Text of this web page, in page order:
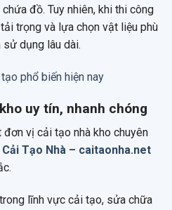
đồ. Tuy nhiên, khi thi công
trọng và lựa chọn vật liệu phù
dụng lâu dài.
phổ biến hiện nay
uy tín, nhanh chóng
vị cải tạo nhà kho chuyên
Cải Tạo Nhà – caitaonha.net
lĩnh vực cải tạo, sửa chữa